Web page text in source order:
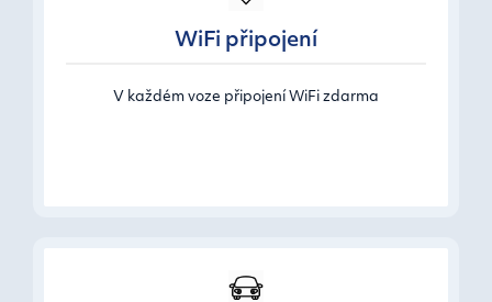
WiFi připojení
V každém voze připojení WiFi zdarma